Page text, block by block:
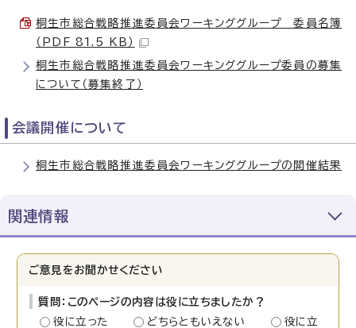
桐生市総合戦略推進委員会ワーキンググループ 委員名簿
（PDF 81.5 KB）
桐生市総合戦略推進委員会ワーキンググループ委員の募集
について（募集終了）
会議開催について
桐生市総合戦略推進委員会ワーキンググループの開催結果
関連情報
ご意見をお聞かせください
質問：このページの内容は役に立ちましたか？
役に立った
どちらともいえない
役に立